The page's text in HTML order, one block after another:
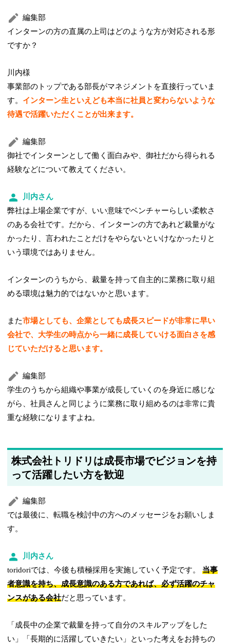
編集部
インターンの方の直属の上司はどのような方が対応される形
ですか？
川内様
事業部のトップである部長がマネジメントを直接行っていま
す。 インターン生といえども本当に社員と変わらないような
待遇で活躍いただくことが出来ます。
編集部
御社でインターンとして働く面白みや、御社だから得られる
経験などについて教えてください。
川内さん
弊社は上場企業ですが、いい意味でベンチャーらしい柔軟さ
のある会社です。だから、インターンの方であれど裁量がな
かったり、言われたことだけをやらないといけなかったりと
いう環境ではありません。
インターンのうちから、裁量を持って自主的に業務に取り組
める環境は魅力的ではないかと思います。
また市場としても、企業としても成長スピードが非常に早い
会社で、大学生の時点から一緒に成長していける面白さを感
じていただけると思います。
編集部
学生のうちから組織や事業が成長していくのを身近に感じな
がら、社員さんと同じように業務に取り組めるのは非常に貴
重な経験になりますよね。
株式会社トリドリは成長市場でビジョンを持
って活躍したい方を歓迎
編集部
では最後に、転職を検討中の方へのメッセージをお願いしま
す。
川内さん
toridoriでは、今後も積極採用を実施していく予定です。当事
者意識を持ち、成長意識のある方であれば、必ず活躍のチャ
ンスがある会社だと思っています。
「成長中の企業で裁量を持って自分のスキルアップをした
い」「長期的に活躍していきたい」といった考えをお持ちの